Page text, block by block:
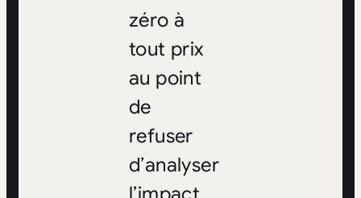
zéro à
tout prix
au point
de
refuser
d’analyser